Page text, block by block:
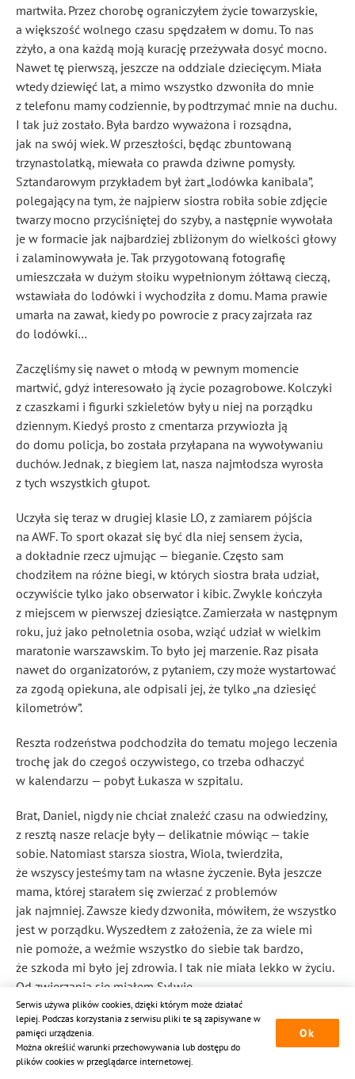
martwiła. Przez chorobę ograniczyłem życie towarzyskie,
a większość wolnego czasu spędzałem w domu. To nas
zżyło, a ona każdą moją kurację przeżywała dosyć mocno.
Nawet tę pierwszą, jeszcze na oddziale dziecięcym. Miała
wtedy dziewięć lat, a mimo wszystko dzwoniła do mnie
z telefonu mamy codziennie, by podtrzymać mnie na duchu.
I tak już zostało. Była bardzo wyważona i rozsądna,
jak na swój wiek. W przeszłości, będąc zbuntowaną
trzynastolatką, miewała co prawda dziwne pomysły.
Sztandarowym przykładem był żart „lodówka kanibala”,
polegający na tym, że najpierw siostra robiła sobie zdjęcie
twarzy mocno przyciśniętej do szyby, a następnie wywołała
je w formacie jak najbardziej zbliżonym do wielkości głowy
i zalaminowywała je. Tak przygotowaną fotografię
umieszczała w dużym słoiku wypełnionym żółtawą cieczą,
wstawiała do lodówki i wychodziła z domu. Mama prawie
umarła na zawał, kiedy po powrocie z pracy zajrzała raz
do lodówki…
Zaczęliśmy się nawet o młodą w pewnym momencie
martwić, gdyż interesowało ją życie pozagrobowe. Kolczyki
z czaszkami i figurki szkieletów były u niej na porządku
dziennym. Kiedyś prosto z cmentarza przywiozła ją
do domu policja, bo została przyłapana na wywoływaniu
duchów. Jednak, z biegiem lat, nasza najmłodsza wyrosła
z tych wszystkich głupot.
Uczyła się teraz w drugiej klasie LO, z zamiarem pójścia
na AWF. To sport okazał się być dla niej sensem życia,
a dokładnie rzecz ujmując — bieganie. Często sam
chodziłem na różne biegi, w których siostra brała udział,
oczywiście tylko jako obserwator i kibic. Zwykle kończyła
z miejscem w pierwszej dziesiątce. Zamierzała w następnym
roku, już jako pełnoletnia osoba, wziąć udział w wielkim
maratonie warszawskim. To było jej marzenie. Raz pisała
nawet do organizatorów, z pytaniem, czy może wystartować
za zgodą opiekuna, ale odpisali jej, że tylko „na dziesięć
kilometrów”.
Reszta rodzeństwa podchodziła do tematu mojego leczenia
trochę jak do czegoś oczywistego, co trzeba odhaczyć
w kalendarzu — pobyt Łukasza w szpitalu.
Brat, Daniel, nigdy nie chciał znaleźć czasu na odwiedziny,
z resztą nasze relacje były — delikatnie mówiąc — takie
sobie. Natomiast starsza siostra, Wiola, twierdziła,
że wszyscy jesteśmy tam na własne życzenie. Była jeszcze
mama, której starałem się zwierzać z problemów
jak najmniej. Zawsze kiedy dzwoniła, mówiłem, że wszystko
jest w porządku. Wyszedłem z założenia, że za wiele mi
nie pomoże, a weźmie wszystko do siebie tak bardzo,
że szkoda mi było jej zdrowia. I tak nie miała lekko w życiu.
Od zwierzania się miałem Sylwię.
Oddzwoniłem szybko z nadzieją, że siostra ma jeszcze
przerwę w szkole.
Serwis używa plików cookies, dzięki którym może działać
lepiej. Podczas korzystania z serwisu pliki te są zapisywane w
pamięci urządzenia.
Można określić warunki przechowywania lub dostępu do
plików cookies w przeglądarce internetowej.
Ok